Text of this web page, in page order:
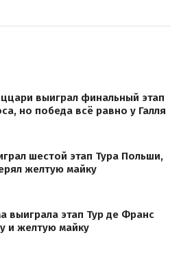
выиграл финальный этап
но победа всё равно у Галля
шестой этап Тура Польши,
желтую майку
выиграла этап Тур де Франс
и желтую майку